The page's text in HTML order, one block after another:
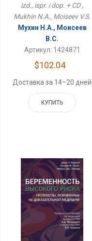
izd., ispr. i dop. + CD ,
Mukhin N.A., Moiseev V.S.
Мухин Н.А., Моисеев
В.С.
Артикул: 1424871
$102.04
Доставка за 14–20 дней
КУПИТЬ